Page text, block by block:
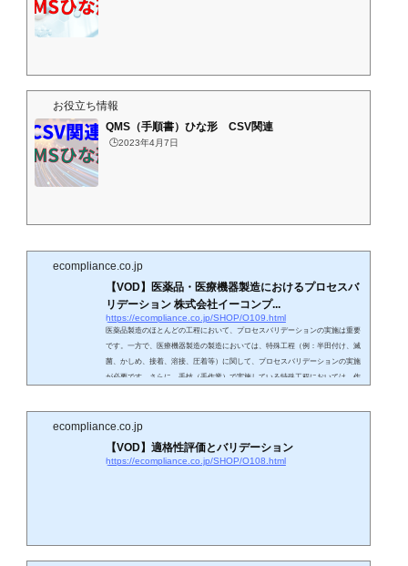
お役立ち情報
QMS（手順書）ひな形 CSV関連
🕒️2023年4月7日
ecompliance.co.jp
【VOD】医薬品・医療機器製造におけるプロセスバ
リデーション 株式会社イーコンプ...
https://ecompliance.co.jp/SHOP/O109.html
医薬品製造のほとんどの工程において、プロセスバリデーションの実施は重要
です。一方で、医療機器製造の製造においては、特殊工程（例：半田付け、滅
菌、かしめ、接着、溶接、圧着等）に関して、プロセスバリデーションの実施
が必要です。さらに、手技（手作業）で実施している特殊工程においては、作
産できることを高度に保証することが必要です。そのためには、管理する変動
ecompliance.co.jp
【VOD】適格性評価とバリデーション
https://ecompliance.co.jp/SHOP/O108.html